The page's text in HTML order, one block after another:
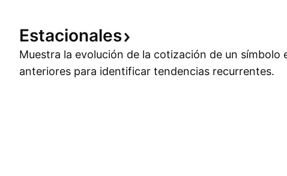
Estacionales
Muestra la evolución de la cotización de un símbolo
anteriores para identificar tendencias recurrentes.